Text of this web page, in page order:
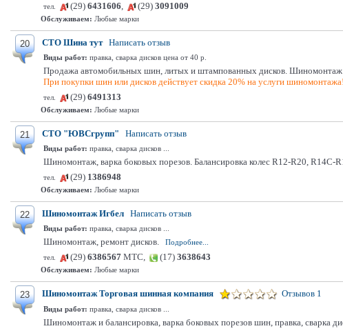
тел.
(29) 6431606, (29) 3091009
Обслуживаем: Любые марки
20 СТО Шина тут Написать отзыв
Виды работ: правка, сварка дисков цена от 40 р.
Продажа автомобильных шин, литых и штампованных дисков. Шиномонтаж
При покупки шин или дисков действует скидка 20% на услуги
тел. (29) 6491313
Обслуживаем: Любые марки
21 СТО "ЮВСгрупп" Написать отзыв
Виды работ: правка, сварка дисков ...
Шиномонтаж, варка боковых порезов. Балансировка колес R12-R20, R14C-
тел.
(29) 1386948
Обслуживаем: Любые марки
22 Шиномонтаж Игбел Написать отзыв
Виды работ: правка, сварка дисков ...
Шиномонтаж, ремонт дисков.
Подробнее...
тел.
(29) 6386567 МТС, (17) 3638643
Обслуживаем: Любые марки
23 Шиномонтаж Торговая шинная компания Отзывов 1
Виды работ: правка, сварка дисков ...
Шиномонтаж и балансировка, варка боковых порезов шин, правка, сварка